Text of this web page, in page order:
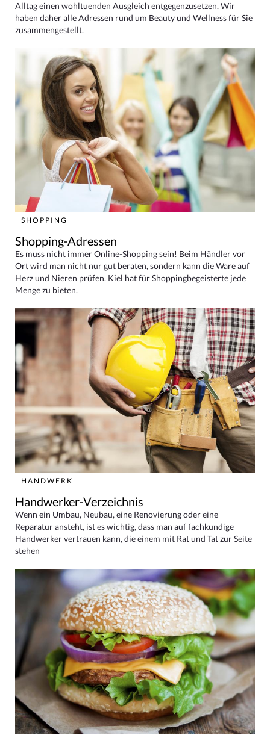
Alltag einen wohltuenden Ausgleich entgegenzusetzen. Wir
haben daher alle Adressen rund um Beauty und Wellness für Sie
zusammengestellt.
SHOPPING
Shopping-Adressen
Es muss nicht immer Online-Shopping sein! Beim Händler vor
Ort wird man nicht nur gut beraten, sondern kann die Ware auf
Herz und Nieren prüfen. Kiel hat für Shoppingbegeisterte jede
Menge zu bieten.
HANDWERK
Handwerker-Verzeichnis
Wenn ein Umbau, Neubau, eine Renovierung oder eine
Reparatur ansteht, ist es wichtig, dass man auf fachkundige
Handwerker vertrauen kann, die einem mit Rat und Tat zur Seite
stehen